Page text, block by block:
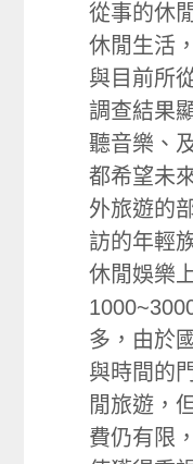
從事的休
休閒生活
與目前所
調查結果
聽音樂、
都希望未
外旅遊的
訪的年輕
休閒娛樂
多，由於
與時間的
閒旅遊，
費仍有限